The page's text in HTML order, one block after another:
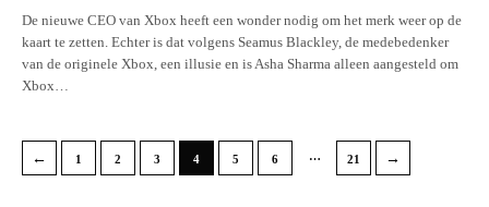
De nieuwe CEO van Xbox heeft een wonder nodig om het merk weer op de
kaart te zetten. Echter is dat volgens Seamus Blackley, de medebedenker
van de originele Xbox, een illusie en is Asha Sharma alleen aangesteld om
Xbox…
← 1 2 3 4 5 6 … 21 →